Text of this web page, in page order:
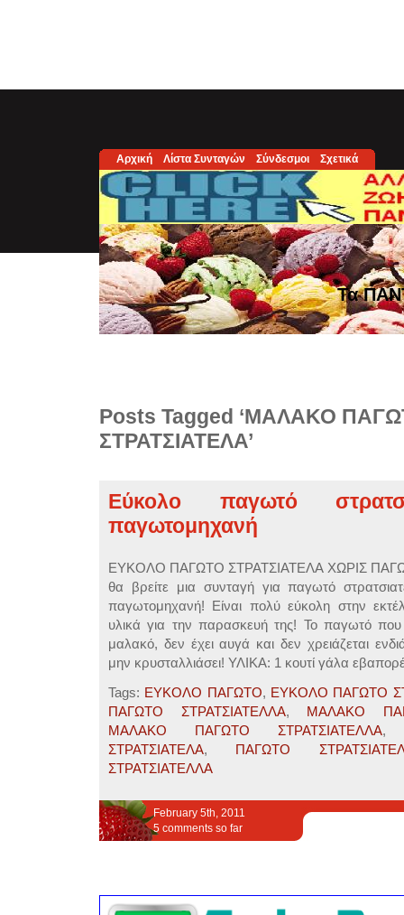
Αρχική Λίστα Συνταγών Σύνδεσμοι Σχετικά
Τα
Posts Tagged ‘ΜΑΛΑΚΟ
ΣΤΡΑΤΣΙΑΤΕΛΑ’
Εύκολο παγωτό
παγωτομηχανή
ΕΥΚΟΛΟ ΠΑΓΩΤΟ ΣΤΡΑΤΣΙΑΤΕΛΑ ΧΩΡΙΣ
θα βρείτε μια συνταγή για παγωτό
παγωτομηχανή! Είναι πολύ εύκολη στην
υλικά για την παρασκευή της! Το παγωτό που
μαλακό, δεν έχει αυγά και δεν χρειάζεται
μην κρυσταλλιάσει! ΥΛΙΚΑ: 1 κουτί γάλα
Tags: ΕΥΚΟΛΟ ΠΑΓΩΤΟ, ΕΥΚΟΛΟ ΠΑΓΩΤΟ
ΠΑΓΩΤΟ ΣΤΡΑΤΣΙΑΤΕΛΛΑ, ΜΑΛΑΚΟ
ΜΑΛΑΚΟ ΠΑΓΩΤΟ ΣΤΡΑΤΣΙΑΤΕΛΛΑ
ΣΤΡΑΤΣΙΑΤΕΛΑ, ΠΑΓΩΤΟ
ΣΤΡΑΤΣΙΑΤΕΛΛΑ
February 5th, 2011
5 comments so far